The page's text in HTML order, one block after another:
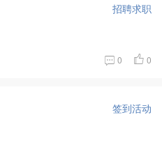
招聘求职
0 0
签到活动